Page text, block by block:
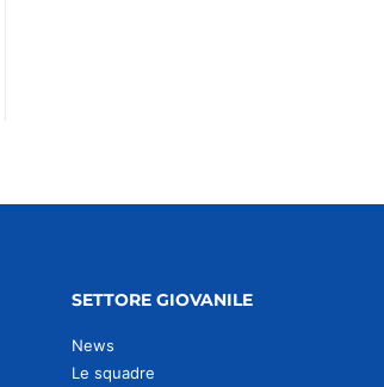
SETTORE GIOVANILE
News
Le squadre